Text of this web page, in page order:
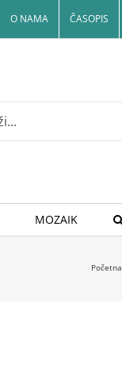
O NAMA ČASOPIS
MOZAIK
Početna